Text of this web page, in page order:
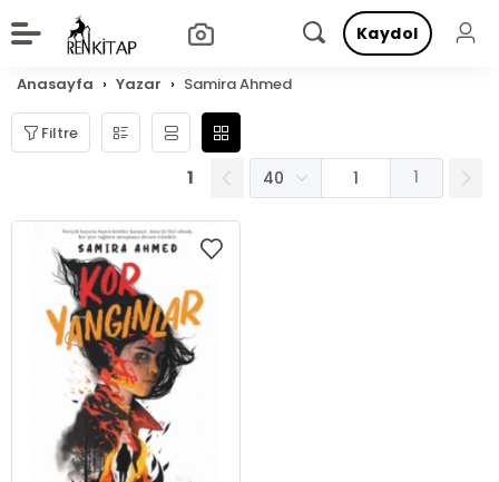
Kaydol
Anasayfa Yazar Samira Ahmed
Filtre
1 1